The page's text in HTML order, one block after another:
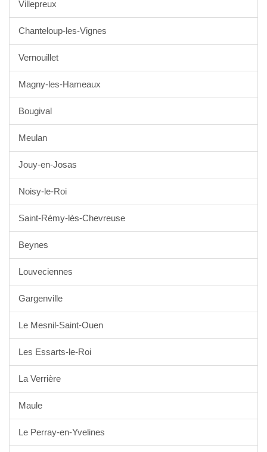
Villepreux
Chanteloup-les-Vignes
Vernouillet
Magny-les-Hameaux
Bougival
Meulan
Jouy-en-Josas
Noisy-le-Roi
Saint-Rémy-lès-Chevreuse
Beynes
Louveciennes
Gargenville
Le Mesnil-Saint-Ouen
Les Essarts-le-Roi
La Verrière
Maule
Le Perray-en-Yvelines